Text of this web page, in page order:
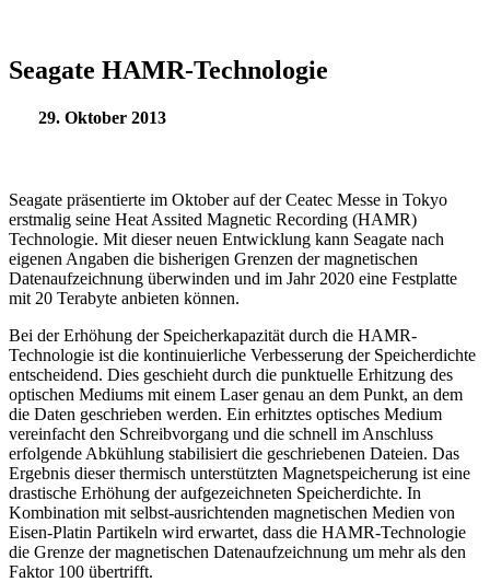
Seagate HAMR-Technologie
29. Oktober 2013
Seagate präsentierte im Oktober auf der Ceatec Messe in Tokyo
erstmalig seine Heat Assited Magnetic Recording (HAMR)
Technologie. Mit dieser neuen Entwicklung kann Seagate nach
eigenen Angaben die bisherigen Grenzen der magnetischen
Datenaufzeichnung überwinden und im Jahr 2020 eine Festplatte
mit 20 Terabyte anbieten können.
Bei der Erhöhung der Speicherkapazität durch die HAMR-
Technologie ist die kontinuierliche Verbesserung der Speicherdichte
entscheidend. Dies geschieht durch die punktuelle Erhitzung des
optischen Mediums mit einem Laser genau an dem Punkt, an dem
die Daten geschrieben werden. Ein erhitztes optisches Medium
vereinfacht den Schreibvorgang und die schnell im Anschluss
erfolgende Abkühlung stabilisiert die geschriebenen Dateien. Das
Ergebnis dieser thermisch unterstützten Magnetspeicherung ist eine
drastische Erhöhung der aufgezeichneten Speicherdichte. In
Kombination mit selbst-ausrichtenden magnetischen Medien von
Eisen-Platin Partikeln wird erwartet, dass die HAMR-Technologie
die Grenze der magnetischen Datenaufzeichnung um mehr als den
Faktor 100 übertrifft.